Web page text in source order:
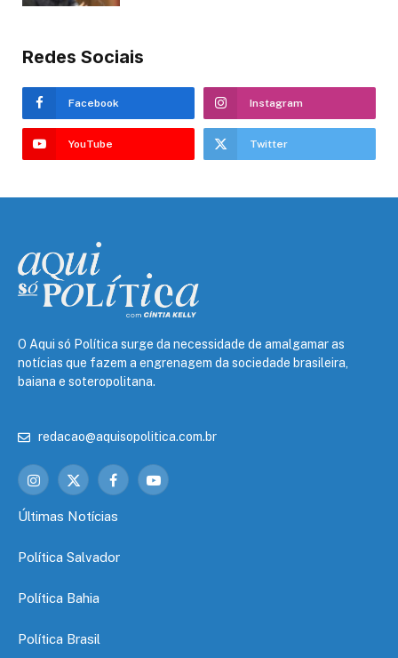
Redes Sociais
Facebook Instagram
YouTube Twitter
O Aqui só Política surge da necessidade de amalgamar as
notícias que fazem a engrenagem da sociedade brasileira,
baiana e soteropolitana.
redacao@aquisopolitica.com.br
Instagram
X
FacebookYouTube
Últimas Notícias
Política Salvador
Política Bahia
Política Brasil